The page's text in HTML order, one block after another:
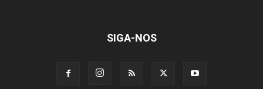
SIGA-NOS